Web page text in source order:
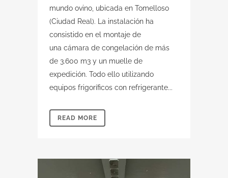
mundo ovino, ubicada en Tomelloso
(Ciudad Real). La instalación ha
consistido en el montaje de
una cámara de congelación de más
de 3.600 m3 y un muelle de
expedición. Todo ello utilizando
equipos frigoríficos con refrigerante...
READ MORE